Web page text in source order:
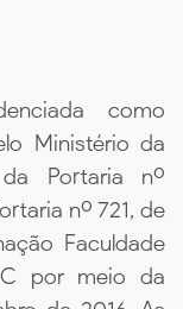
como
Ministério da
Portaria nº
nº 721, de
Faculdade
por meio da